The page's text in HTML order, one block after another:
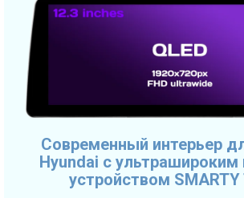
Современный интерьер
Hyundai с
устройством SMARTY